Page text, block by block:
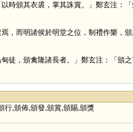
時頒其衣裘，掌其誅賞。」鄭玄注：
，而明諸侯於明堂之位，制禮作樂，
徒，頒禽隆諸長者。」鄭玄注：「頒
行,頒佈,頒發,頒賞,頒賜,頒獎